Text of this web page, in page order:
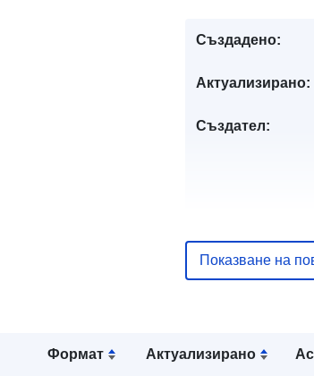
Формат Актуализирано
Създадено:
Актуализирано:
Създател:
Показване на